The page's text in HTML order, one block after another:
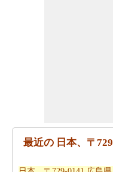
から日本、徳島県徳
すどのくらいの時間
最近の 日本、〒